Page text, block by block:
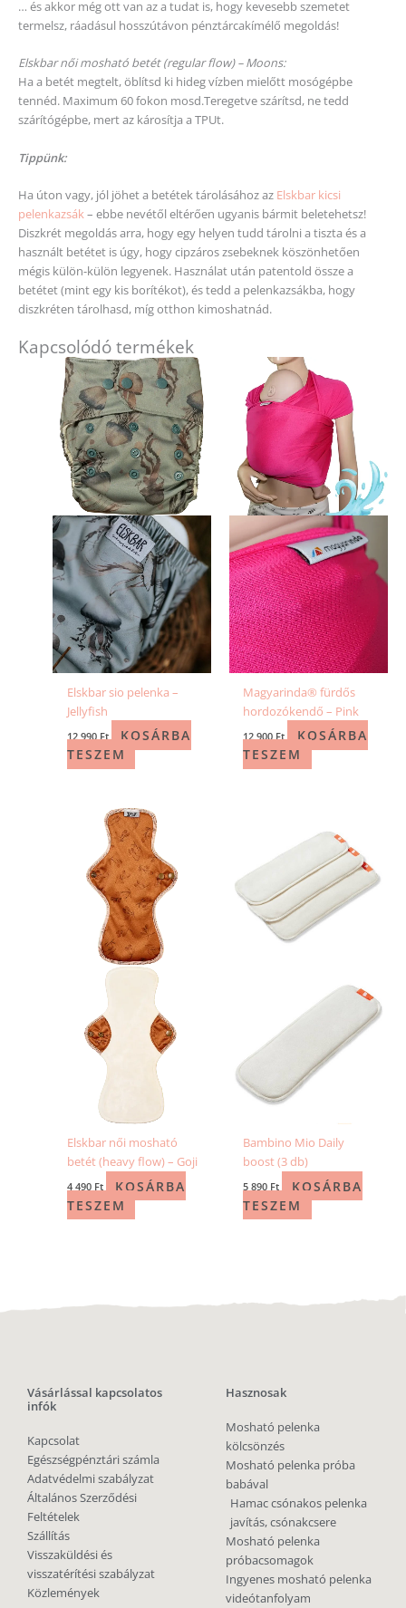
… és akkor még ott van az a tudat is, hogy kevesebb szemetet
termelsz, ráadásul hosszútávon pénztárcakímélő megoldás!
Elskbar női mosható betét (regular flow) – Moons:
Ha a betét megtelt, öblítsd ki hideg vízben mielőtt mosógépbe
tennéd. Maximum 60 fokon mosd.Teregetve szárítsd, ne tedd
szárítógépbe, mert az károsítja a TPUt.
Tippünk:
Ha úton vagy, jól jöhet a betétek tárolásához az Elskbar kicsi
pelenkazsák– ebbe nevétől eltérően ugyanis bármit beletehetsz!
Diszkrét megoldás arra, hogy egy helyen tudd tárolni a tiszta és a
használt betétet is úgy, hogy cipzáros zsebeknek köszönhetően
mégis külön-külön legyenek. Használat után patentold össze a
betétet (mint egy kis borítékot), és tedd a pelenkazsákba, hogy
diszkréten tárolhasd, míg otthon kimoshatnád.
Kapcsolódó termékek
Elskbar sio pelenka –
Jellyfish
12 990 Ft
KOSÁRBA
TESZEM
Magyarinda® fürdős
hordozókendő – Pink
12 900 Ft
KOSÁRBA
TESZEM
Elskbar női mosható
betét (heavy flow) – Goji
4 490 Ft
KOSÁRBA
TESZEM
Bambino Mio Daily
boost (3 db)
5 890 Ft
KOSÁRBA
TESZEM
Vásárlással kapcsolatos
infók
Kapcsolat
Egészségpénztári számla
Adatvédelmi szabályzat
Általános Szerződési
Feltételek
Szállítás
Visszaküldési és
visszatérítési szabályzat
Közlemények
Hasznosak
Mosható pelenka
kölcsönzés
Mosható pelenka próba
babával
Hamac csónakos pelenka
javítás, csónakcsere
Mosható pelenka
próbacsomagok
Ingyenes mosható pelenka
videótanfolyam